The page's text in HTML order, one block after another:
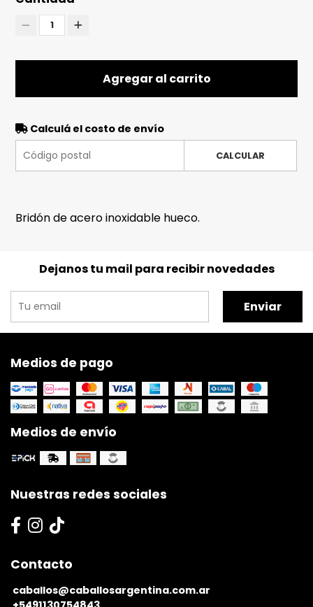
1
Agregar al carrito
Calculá el costo de envío
CALCULAR
Bridón de acero inoxidable hueco.
Dejanos tu mail para recibir novedades
Enviar
Medios de pago
Medios de envío
Nuestras redes sociales
Contacto
caballos@caballosargentina.com.ar